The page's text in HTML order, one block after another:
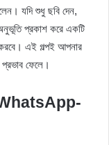
যদি শুধু ছবি দেন,
প্রকাশ করে একটি
করবে। এই গল্পই আপনার
প্রভাব ফেলে।